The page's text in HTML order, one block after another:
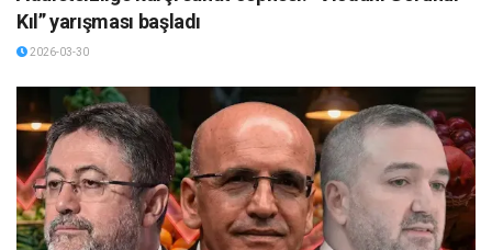
Kıl” yarışması başladı
2026-03-30